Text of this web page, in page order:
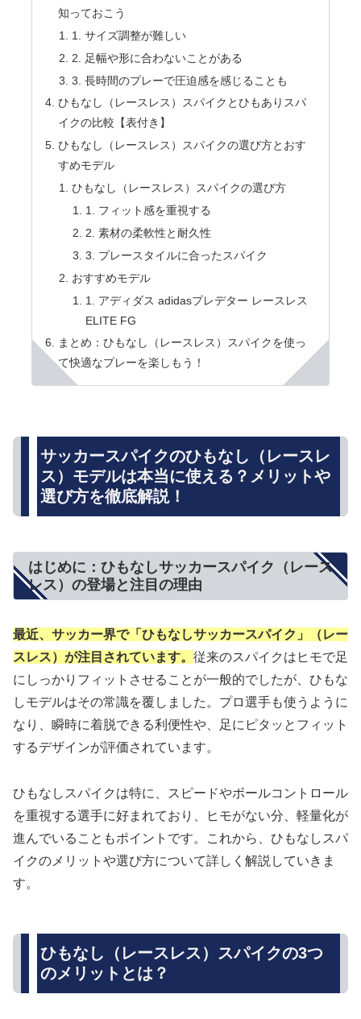
知っておこう
1. サイズ調整が難しい
2. 足幅や形に合わないことがある
3. 長時間のプレーで圧迫感を感じることも
ひもなし（レースレス）スパイクとひもありスパ
イクの比較【表付き】
ひもなし（レースレス）スパイクの選び方とおす
すめモデル
ひもなし（レースレス）スパイクの選び方
1. フィット感を重視する
2. 素材の柔軟性と耐久性
3. プレースタイルに合ったスパイク
おすすめモデル
1. アディダス adidasプレデター レースレス
ELITE FG
まとめ：ひもなし（レースレス）スパイクを使っ
て快適なプレーを楽しもう！
サッカースパイクのひもなし（レースレ
ス）モデルは本当に使える？メリットや
選び方を徹底解説！
はじめに：ひもなしサッカースパイク（レース
レス）の登場と注目の理由
最近、サッカー界で「ひもなしサッカースパイク」 （レー
スレス） が注目されています。 従来のスパイクはヒモで足
にしっかりフィットさせることが一般的でしたが、ひもな
しモデルはその常識を覆しました。プロ選手も使うように
なり、瞬時に着脱できる利便性や、足にピタッとフィット
するデザインが評価されています。
ひもなしスパイクは特に、スピードやボールコントロール
を重視する選手に好まれており、ヒモがない分、軽量化が
進んでいることもポイントです。これから、ひもなしスパ
イクのメリットや選び方について詳しく解説していきま
す。
ひもなし（レースレス）スパイクの3つ
のメリットとは？